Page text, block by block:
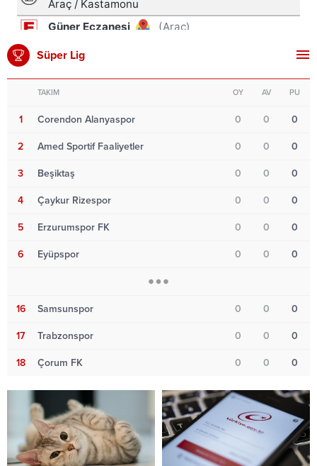
Süper Lig
TAKIM OY AV PU
1 Corendon Alanyaspor 0 0 0
2 Amed Sportif Faaliyetler 0 0 0
3 Beşiktaş 0 0 0
4 Çaykur Rizespor 0 0 0
5 Erzurumspor FK 0 0 0
6 Eyüpspor 0 0 0
16 Samsunspor 0 0 0
17 Trabzonspor 0 0 0
18 Çorum FK 0 0 0